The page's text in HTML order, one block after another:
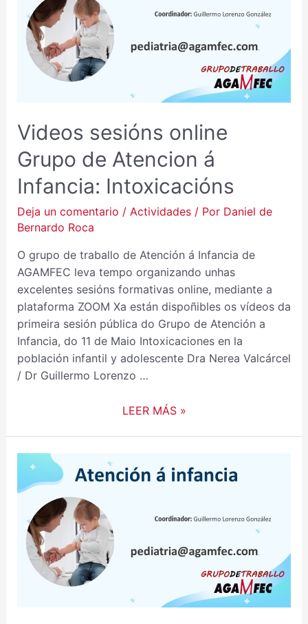
Videos sesións online
Grupo de Atencion á
Infancia: Intoxicacións
Deja un comentario / Actividades/ Por Daniel de
Bernardo Roca
O grupo de traballo de Atención á Infancia de
AGAMFEC leva tempo organizando unhas
excelentes sesións formativas online, mediante a
plataforma ZOOM Xa están dispoñibles os vídeos da
primeira sesión pública do Grupo de Atención a
Infancia, do 11 de Maio Intoxicaciones en la
población infantil y adolescente Dra Nerea Valcárcel
/ Dr Guillermo Lorenzo …
GRUPO
ATENCION
INTOXICACIÓNS
LEER MÁS »
ONLINE